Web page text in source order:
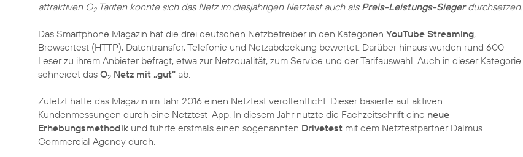
attraktiven O2Tarifen konnte sich das Netz im diesjährigen Netztest auch als Preis-Leistungs-Siegerdurchsetzen.
Das Smartphone Magazin hat die drei deutschen Netzbetreiber in den Kategorien YouTube Streaming,
Browsertest (HTTP), Datentransfer, Telefonie und Netzabdeckung bewertet. Darüber hinaus wurden rund 600
Leser zu ihrem Anbieter befragt, etwa zur Netzqualität, zum Service und der Tarifauswahl. Auch in dieser Kategorie
schneidet das O2 Netz mit „gut“ ab.
Zuletzt hatte das Magazin im Jahr 2016 einen Netztest veröffentlicht. Dieser basierte auf aktiven
Kundenmessungen durch eine Netztest-App. In diesem Jahr nutzte die Fachzeitschrift eine neue
Erhebungsmethodik und führte erstmals einen sogenannten Drivetest mit dem Netztestpartner Dalmus
Commercial Agency durch.